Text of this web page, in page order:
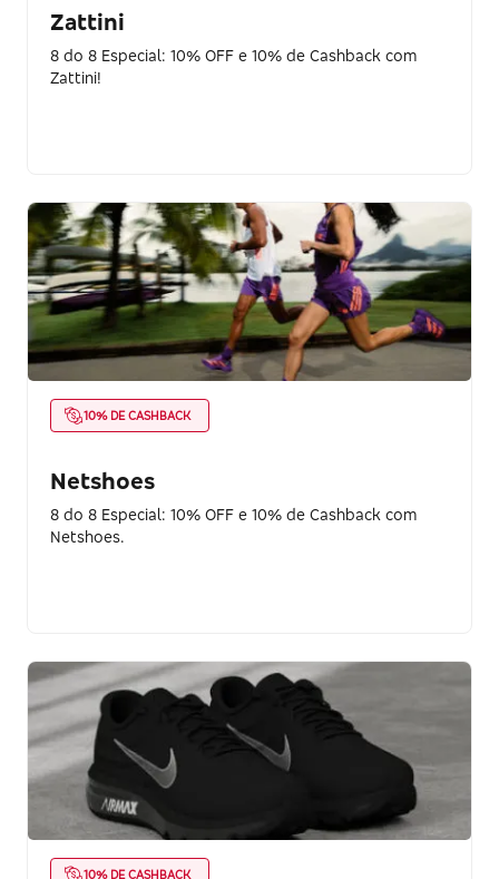
Zattini
8 do 8 Especial: 10% OFF e 10% de Cashback com
Zattini!
10% DE CASHBACK
Netshoes
8 do 8 Especial: 10% OFF e 10% de Cashback com
Netshoes.
10% DE CASHBACK